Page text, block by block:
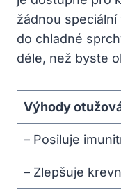
žádnou
do chladné
déle, než byste
Výhody
– Posiluje
– Zlepšuje